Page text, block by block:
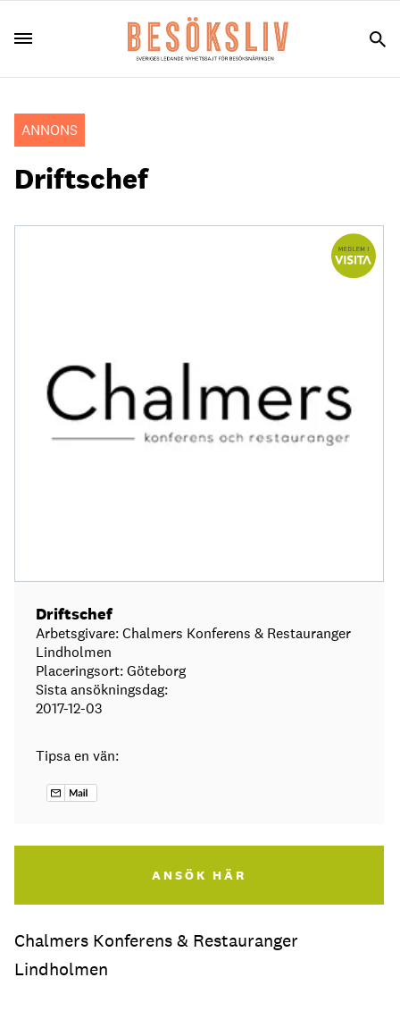
ANNONS
Driftschef
Chalmers Konferens & Restauranger
Lindholmen
Driftschef
Arbetsgivare: Chalmers Konferens & Restauranger
Lindholmen
Placeringsort: Göteborg
Sista ansökningsdag:
2017-12-03
Tipsa en vän:
ANSÖK HÄR